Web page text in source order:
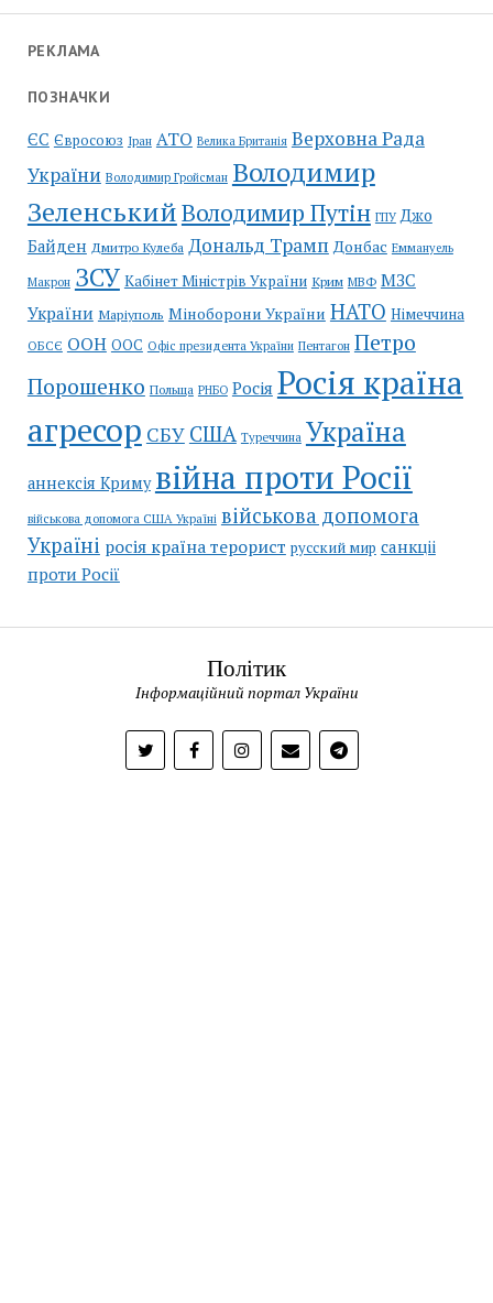
РЕКЛАМА
ПОЗНАЧКИ
ЄС Євросоюз Іран АТО Велика Британія Верховна Рада
України Володимир Гройсман Володимир
ЗеленськийВолодимир Путін ГПУ Джо
Байден Дмитро Кулеба Дональд Трамп Донбас Еммануель
Макрон ЗСУ Кабінет Міністрів України Крим МВФ МЗС
України Маріуполь Міноборони України НАТО Німеччина
ОБСЄ ООН ООС Офіс президента України Пентагон Петро
Порошенко Польща РНБО Росія Росія країна
агресор СБУ США Туреччина Україна
аннексія Криму війна проти Росії
військова допомога США Україні військова допомога
Україні росія країна терорист русский мир санкціі
проти Росії
Політик
Інформаційний портал України